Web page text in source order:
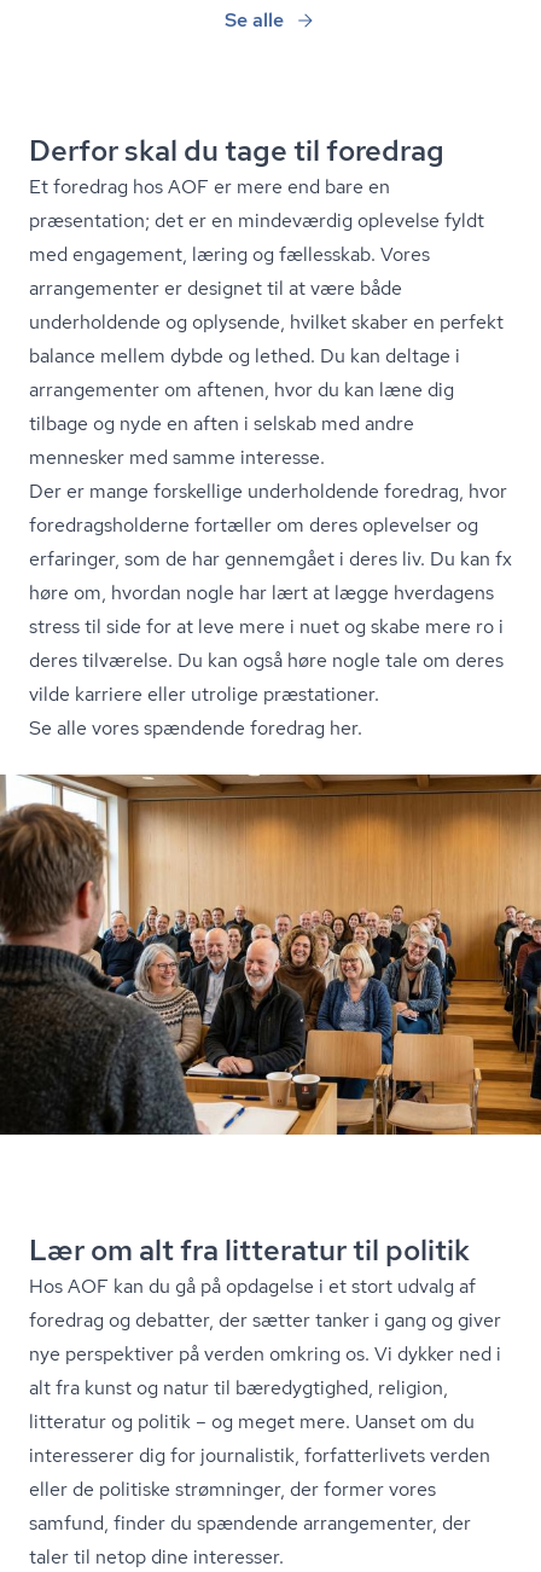
Se alle
Derfor skal du tage til foredrag
Et foredrag hos AOF er mere end bare en
præsentation; det er en mindeværdig oplevelse fyldt
med engagement, læring og fællesskab. Vores
arrangementer er designet til at være både
underholdende og oplysende, hvilket skaber en perfekt
balance mellem dybde og lethed. Du kan deltage i
arrangementer om aftenen, hvor du kan læne dig
tilbage og nyde en aften i selskab med andre
mennesker med samme interesse.
Der er mange forskellige underholdende foredrag, hvor
fored­rags­hol­der­ne fortæller om deres oplevelser og
erfaringer, som de har gennemgået i deres liv. Du kan fx
høre om, hvordan nogle har lært at lægge hverdagens
stress til side for at leve mere i nuet og skabe mere ro i
deres tilværelse. Du kan også høre nogle tale om deres
vilde karriere eller utrolige præstationer.
Se alle vores spændende foredrag her.
Lær om alt fra litteratur til politik
Hos AOF kan du gå på opdagelse i et stort udvalg af
foredrag og debatter, der sætter tanker i gang og giver
nye perspektiver på verden omkring os. Vi dykker ned i
alt fra kunst og natur til bæredygtighed, religion,
litteratur og politik – og meget mere. Uanset om du
interesserer dig for journalistik, for­fat­ter­li­vets verden
eller de politiske strømninger, der former vores
samfund, finder du spændende arrangementer, der
taler til netop dine interesser.